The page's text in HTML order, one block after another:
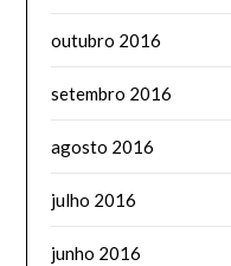
outubro 2016
setembro 2016
agosto 2016
julho 2016
junho 2016